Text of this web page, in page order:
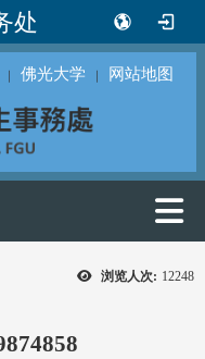
处
｜ 佛光大学 ｜ 网站地图
浏览人次: 12248